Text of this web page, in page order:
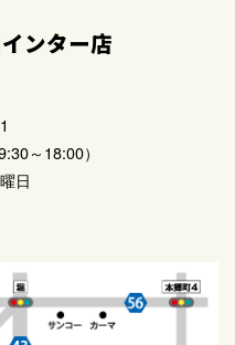
ンター店
～18:00）
日